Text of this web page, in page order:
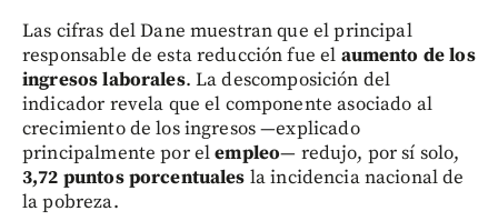
Las cifras del Dane muestran que el principal
responsable de esta reducción fue el aumento de los
ingresos laborales. La descomposición del
indicador revela que el componente asociado al
crecimiento de los ingresos —explicado
principalmente por elempleo— redujo, por sí solo,
3,72 puntos porcentuales la incidencia nacional de
la pobreza.